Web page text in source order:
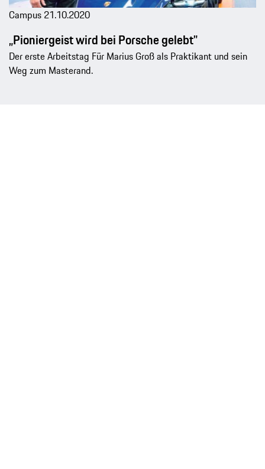
Campus 21.10.2020
„Pioniergeist wird bei Porsche gelebt"
Der erste Arbeitstag Für Marius Groß als Praktikant und sein
Weg zum Masterand.